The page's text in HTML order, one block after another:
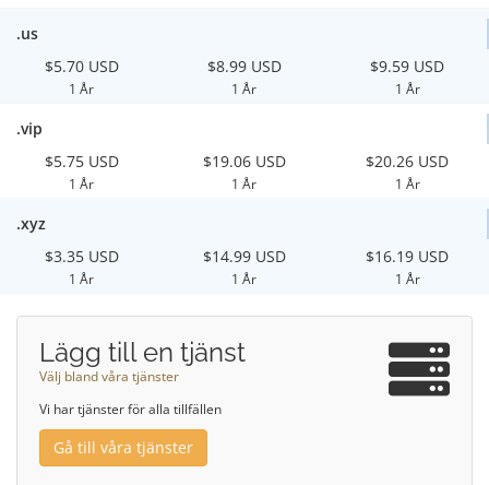
.us
$5.70 USD
1 År
$8.99 USD
1 År
$9.59 USD
1 År
.vip
$5.75 USD
1 År
$19.06 USD
1 År
$20.26 USD
1 År
.xyz
$3.35 USD
1 År
$14.99 USD
1 År
$16.19 USD
1 År
Lägg till en tjänst
Välj bland våra tjänster
Vi har tjänster för alla tillfällen
Gå till våra tjänster